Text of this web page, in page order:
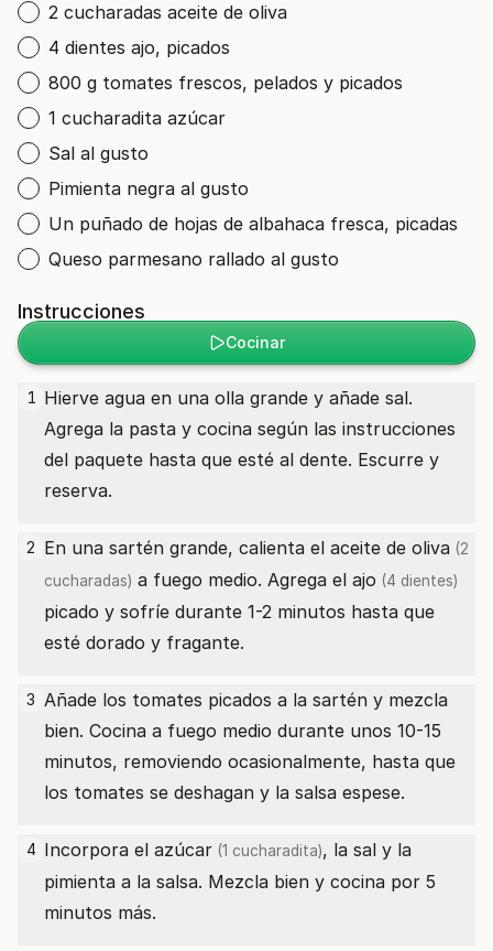
2 cucharadas aceite de oliva
4 dientes ajo, picados
800 g tomates frescos, pelados y picados
1 cucharadita azúcar
Sal al gusto
Pimienta negra al gusto
Un puñado de hojas de albahaca fresca, picadas
Queso parmesano rallado al gusto
Instrucciones
Cocinar
1 Hierve agua en una olla grande y añade sal.
Agrega la pasta y cocina según las instrucciones
del paquete hasta que esté al dente. Escurre y
reserva.
2 En una sartén grande, calienta el aceite de oliva (2
cucharadas) a fuego medio. Agrega el ajo (4 dientes)
picado y sofríe durante 1-2 minutos hasta que
esté dorado y fragante.
3 Añade los tomates picados a la sartén y mezcla
bien. Cocina a fuego medio durante unos 10-15
minutos, removiendo ocasionalmente, hasta que
los tomates se deshagan y la salsa espese.
4 Incorpora el azúcar (1 cucharadita), la sal y la
pimienta a la salsa. Mezcla bien y cocina por 5
minutos más.